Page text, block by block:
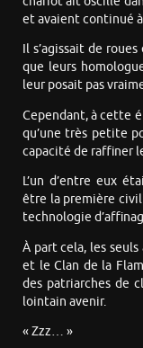
et avaient continué
Il s’agissait de
que leurs
leur posait pas
Cependant, à cette
qu’une très petite
capacité de raffiner
L’un d’entre eux
être la première
technologie
À part cela, les
et le Clan de la
des patriarches de
lointain avenir.
« Zzz… »